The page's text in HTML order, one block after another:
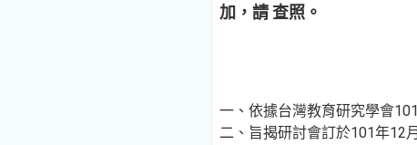
加，請 查照。
一、依據台灣教育研究學會
二、旨揭研討會訂於101年12